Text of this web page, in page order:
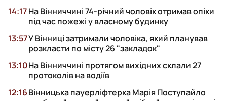
На Вінниччині 74-річний чоловік отримав опіки
під час пожежі у власному будинку
14:17
У Вінниці затримали чоловіка, який планував
розкласти по місту 26 "закладок"
13:57
На Вінниччині протягом вихідних склали 27
протоколів на водіїв
13:10
Вінницька пауерліфтерка Марія Поступайло
12:16